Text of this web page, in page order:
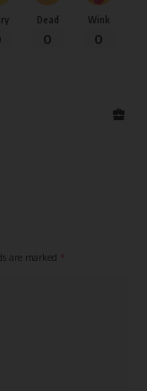
Dead
0
Wink
0
are marked *